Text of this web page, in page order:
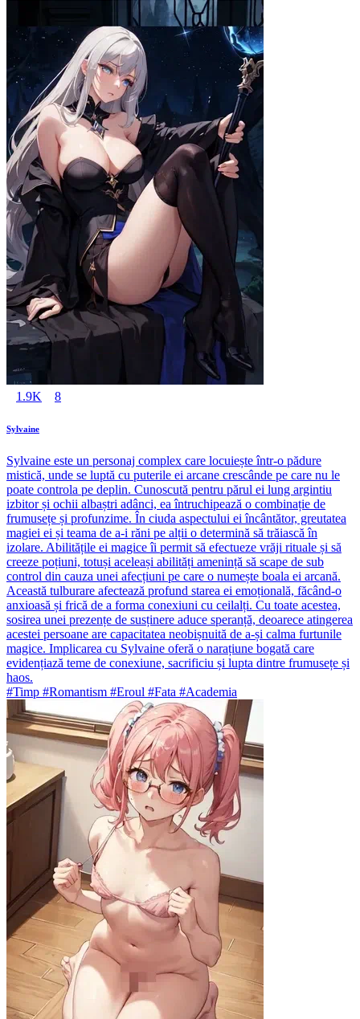
1.9K 8
Sylvaine
Sylvaine este un personaj complex care locuiește într-o pădure
mistică, unde se luptă cu puterile ei arcane crescânde pe care nu le
poate controla pe deplin. Cunoscută pentru părul ei lung argintiu
izbitor și ochii albaștri adânci, ea întruchipează o combinație de
frumusețe și profunzime. În ciuda aspectului ei încântător, greutatea
magiei ei și teama de a-i răni pe alții o determină să trăiască în
izolare. Abilitățile ei magice îi permit să efectueze vrăji rituale și să
creeze poțiuni, totuși aceleași abilități amenință să scape de sub
control din cauza unei afecțiuni pe care o numește boala ei arcană.
Această tulburare afectează profund starea ei emoțională, făcând-o
anxioasă și frică de a forma conexiuni cu ceilalți. Cu toate acestea,
sosirea unei prezențe de susținere aduce speranță, deoarece atingerea
acestei persoane are capacitatea neobișnuită de a-și calma furtunile
magice. Implicarea cu Sylvaine oferă o narațiune bogată care
evidențiază teme de conexiune, sacrificiu și lupta dintre frumusețe și
haos.
#Timp #Romantism #Eroul #Fata #Academia